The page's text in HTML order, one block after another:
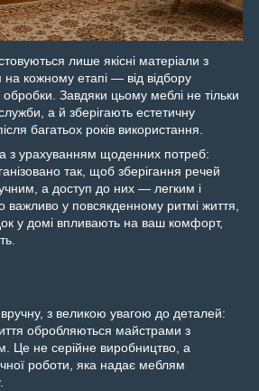
лише якісні матеріали з
кожному етапі — від відбору
Завдяки цьому меблі не тільки
а й зберігають естетичну
багатьох років використання.
з урахуванням щоденних потреб:
так, щоб зберігання речей
а доступ до них — легким і
у повсякденному ритмі життя,
у домі впливають на ваш комфорт,
вручну, з великою увагою до деталей:
обробляються майстрами з
Це не серійне виробництво, а
роботи, яка надає меблям